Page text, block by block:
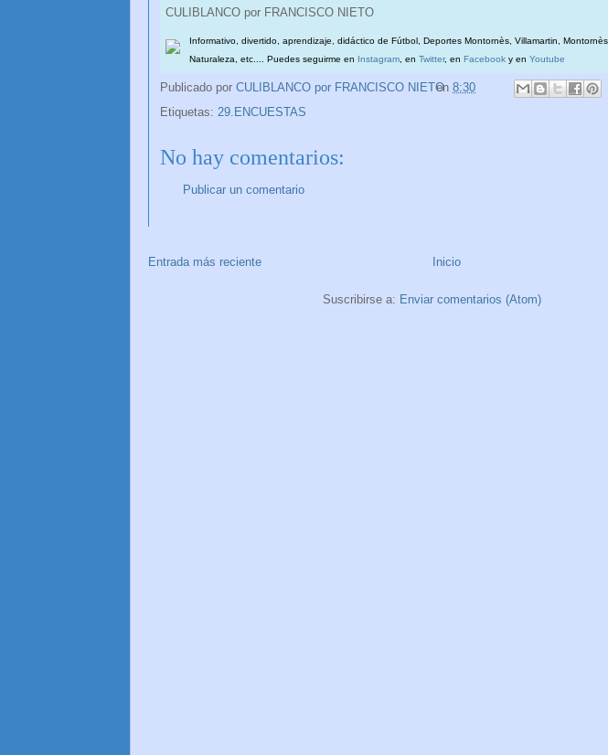
CULIBLANCO por FRANCISCO NIETO
Informativo, divertido, aprendizaje, didáctico de Fútbol, Deportes Montornès, Villamartin,
Naturaleza, etc.... Puedes seguirme en
Instagram, en Twitter, en Facebook y en Youtube
Publicado por CULIBLANCO por FRANCISCO NIETO
en 8:30
Etiquetas: 29.ENCUESTAS
No hay comentarios:
Publicar un comentario
Entrada más reciente Inicio
Suscribirse a: Enviar comentarios (Atom)
CULIBLANCO por FRANCISCO NIETO